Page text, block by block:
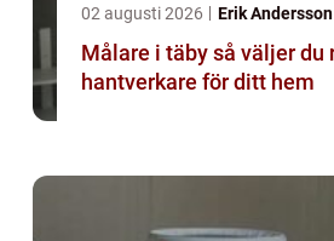
02 augusti 2026 Erik Andersson
Målare i täby så väljer du rätt
hantverkare för ditt hem